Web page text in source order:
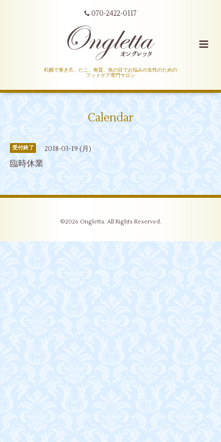
070-2422-0117
札幌で巻き爪、たこ、角質、魚の目でお悩みの女性のための
フットケア専門サロン
Calendar
受付終了 2018-03-19 (月)
臨時休業
©2026 Ongletta. All Rights Reserved.